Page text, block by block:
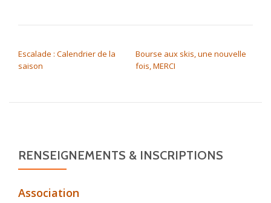
Escalade : Calendrier de la
saison
Bourse aux skis, une nouvelle
fois, MERCI
RENSEIGNEMENTS & INSCRIPTIONS
Association